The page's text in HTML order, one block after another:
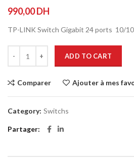
990,00DH
TP-LINK Switch Gigabit 24 ports 10/
ADD TO CART
Comparer Ajouter à mes
Category: Switchs
Partager